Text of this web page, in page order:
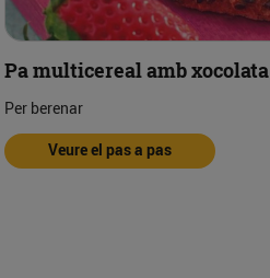
Pa multicereal amb xocolata
Per berenar
Veure el pas a pas